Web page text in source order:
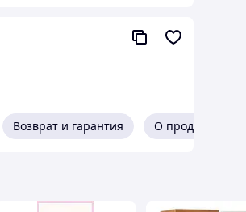
Возврат и гарантия О продавце